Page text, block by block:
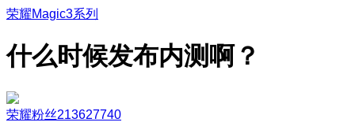
荣耀Magic3系列
什么时候发布内测啊？
荣耀粉丝213627740